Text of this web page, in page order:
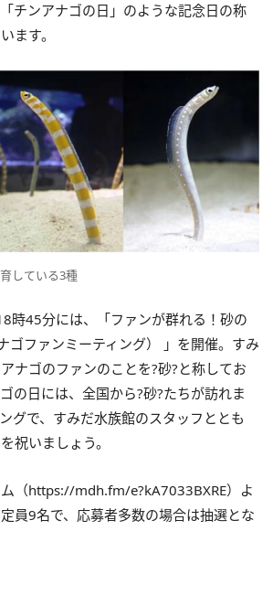
チンアナゴの日」のような記念日の称
ます。
している3種
時45分には、「ファンが群れる！砂の
ゴファンミーティング） 」を開催。すみ
ナゴのファンのことを?砂?と称してお
の日には、全国から?砂?たちが訪れま
グで、すみだ水族館のスタッフととも
祝いましょう。
（https://mdh.fm/e?kA7033BXRE）よ
員9名で、応募者多数の場合は抽選とな